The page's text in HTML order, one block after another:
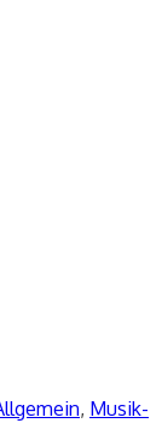
, Musik-